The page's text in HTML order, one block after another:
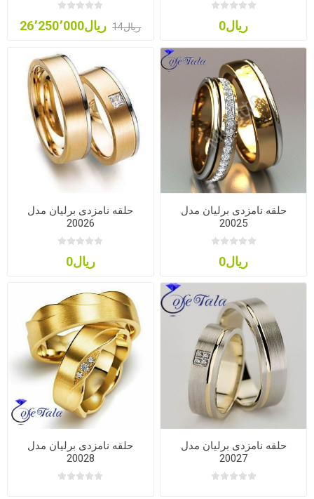
ریال0 ریال14 ریال26٬250٬000
حلقه نامزدی برلیان مدل
20025
ریال0
حلقه نامزدی برلیان مدل
20026
ریال0
حلقه نامزدی برلیان مدل
20027
حلقه نامزدی برلیان مدل
20028